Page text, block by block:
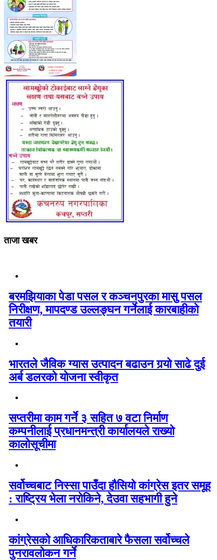
ताजा खबर
बरमझियाका पेडा पसल र कञ्चनपुरका मासु पसल
निरीक्षण, मापदण्ड उल्लङ्घन गर्नेलाई कारबाहीको
तयारी
भारतले जैविक ग्यास उत्पादन बढाउन गर्‍यो साढे दुई
अर्ब डलरको योजना स्वीकृत
सप्तरीमा काम गर्ने ३ सहित ७ वटा निर्माण
कम्पनीलाई प्रधानमन्त्री कार्यालयले राख्यो
कालोसूचीमा
सर्वोच्चबाट निस्सा पाउँदा हौसियो कांग्रेस इतर समूह
: राष्ट्रिय भेला नरोकिने, देउवा सहभागी हुने
कांग्रेसको आधिकारिकताबारे फैसला सर्वोच्चले
पुनरावलोकन गर्ने